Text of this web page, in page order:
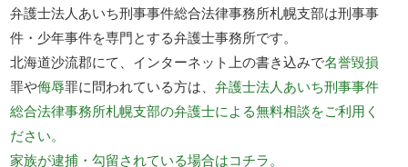
弁護士法人あいち刑事事件総合法律事務所札幌支部は刑事事
件・少年事件を専門とする弁護士事務所です。
北海道沙流郡にて、インターネット上の書き込みで名誉毀損
罪や侮辱罪に問われている方は、弁護士法人あいち刑事事件
総合法律事務所札幌支部の弁護士による無料相談をご利用く
ださい。
家族が逮捕・勾留されている場合はコチラ。